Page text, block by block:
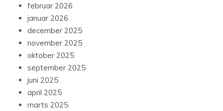
februar 2026
januar 2026
december 2025
november 2025
oktober 2025
september 2025
juni 2025
april 2025
marts 2025